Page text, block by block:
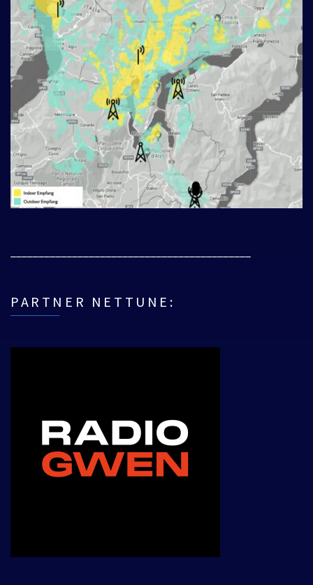
PARTNER NETTUNE: